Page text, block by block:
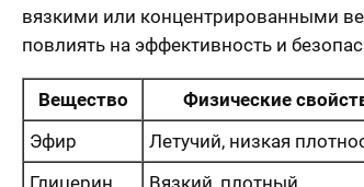
вязкими или концентрированными
повлиять на эффективность и
Вещество Физические
Эфир
Летучий, низкая
Глицерин
Вязкий, плотный